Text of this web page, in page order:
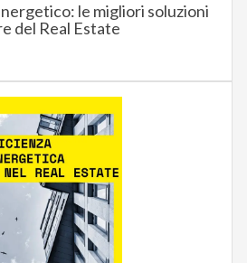
le migliori soluzioni
del Real Estate